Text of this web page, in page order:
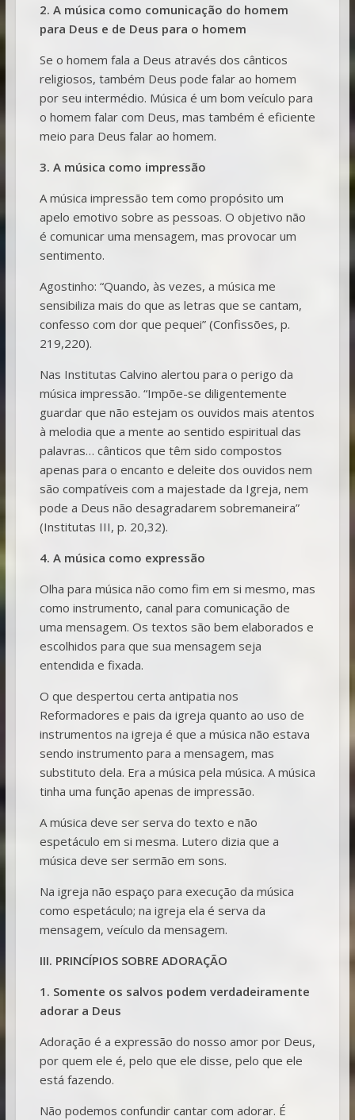
2. A música como comunicação do homem
para Deus e de Deus para o homem
Se o homem fala a Deus através dos cânticos
religiosos, também Deus pode falar ao homem
por seu intermédio. Música é um bom veículo para
o homem falar com Deus, mas também é eficiente
meio para Deus falar ao homem.
3. A música como impressão
A música impressão tem como propósito um
apelo emotivo sobre as pessoas. O objetivo não
é comunicar uma mensagem, mas provocar um
sentimento.
Agostinho: “Quando, às vezes, a música me
sensibiliza mais do que as letras que se cantam,
confesso com dor que pequei” (Confissões, p.
219,220).
Nas Institutas Calvino alertou para o perigo da
música impressão. “Impõe-se diligentemente
guardar que não estejam os ouvidos mais atentos
à melodia que a mente ao sentido espiritual das
palavras… cânticos que têm sido compostos
apenas para o encanto e deleite dos ouvidos nem
são compatíveis com a majestade da Igreja, nem
pode a Deus não desagradarem sobremaneira”
(Institutas III, p. 20,32).
4. A música como expressão
Olha para música não como fim em si mesmo, mas
como instrumento, canal para comunicação de
uma mensagem. Os textos são bem elaborados e
escolhidos para que sua mensagem seja
entendida e fixada.
O que despertou certa antipatia nos
Reformadores e pais da igreja quanto ao uso de
instrumentos na igreja é que a música não estava
sendo instrumento para a mensagem, mas
substituto dela. Era a música pela música. A música
tinha uma função apenas de impressão.
A música deve ser serva do texto e não
espetáculo em si mesma. Lutero dizia que a
música deve ser sermão em sons.
Na igreja não espaço para execução da música
como espetáculo; na igreja ela é serva da
mensagem, veículo da mensagem.
III. PRINCÍPIOS SOBRE ADORAÇÃO
1. Somente os salvos podem verdadeiramente
adorar a Deus
Adoração é a expressão do nosso amor por Deus,
por quem ele é, pelo que ele disse, pelo que ele
está fazendo.
Não podemos confundir cantar com adorar. É